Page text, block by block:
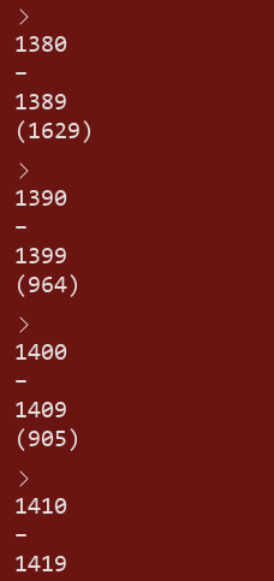
1380
–
1389
(1629)
1390
–
1399
(964)
1400
–
1409
(905)
1410
–
1419